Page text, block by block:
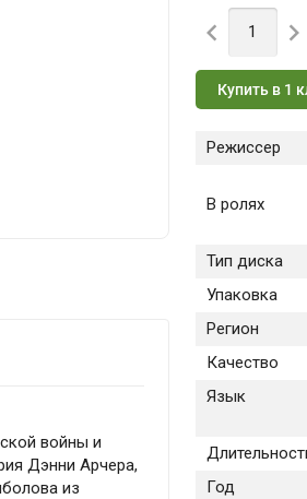
 
Купить в 1
Режиссер
В ролях
Тип диска
Упаковка
Регион
Качество
Язык
Год
войны и
Дэнни Арчера,
из